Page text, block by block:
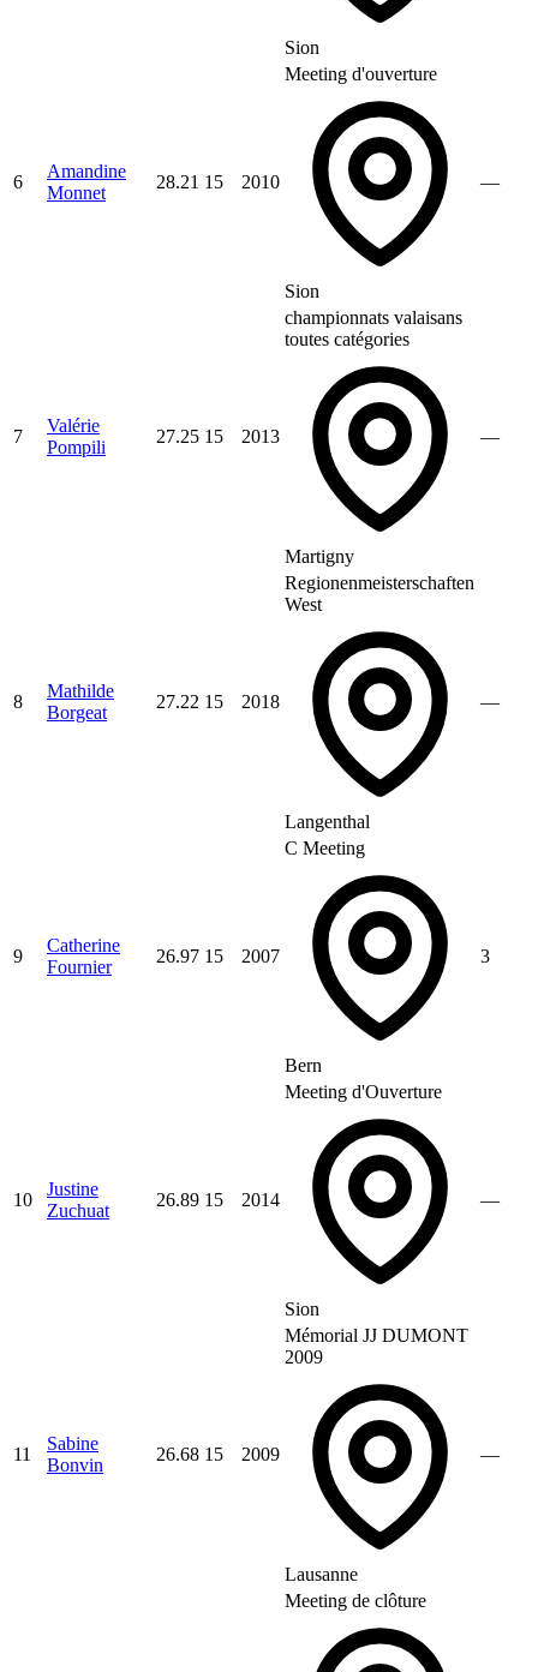
Sion
6
Amandine
Monnet
28.21 15 2010
Meeting d'ouverture
Sion
—
7
Valérie
Pompili
27.25 15 2013
championnats valaisans
toutes catégories
Martigny
—
8
Mathilde
Borgeat
27.22 15 2018
Regionenmeisterschaften
West
Langenthal
—
9
Catherine
Fournier
26.97 15 2007
C Meeting
Bern
3
10
Justine
Zuchuat
26.89 15 2014
Meeting d'Ouverture
Sion
—
11
Sabine
Bonvin
26.68 15 2009
Mémorial JJ DUMONT
2009
Lausanne
—
Meeting de clôture